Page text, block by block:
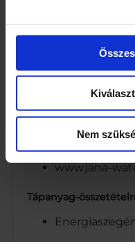
Nem
Étkezési sav
Természetes
Antioxidáns
www.jana-
Tápanyag-